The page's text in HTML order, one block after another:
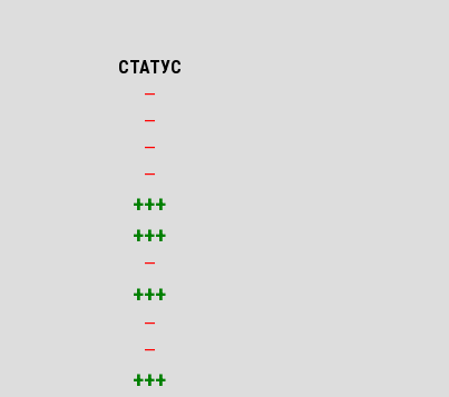
СТАТУС
—
—
—
—
+++
+++
—
+++
—
—
+++